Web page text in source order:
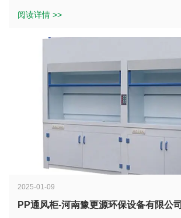
阅读详情 >>
2025-01-09
PP通风柜-河南豫更源环保设备有限公司